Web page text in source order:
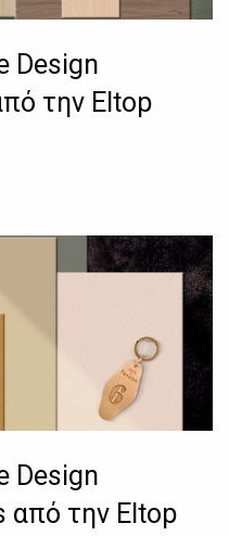
Design
την Eltop
Design
από την Eltop